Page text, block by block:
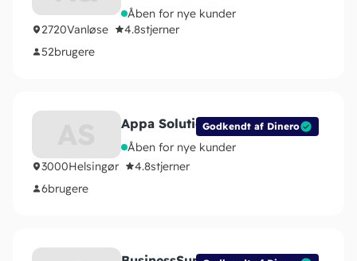
revisionsanpartsselskab
Åben for nye kunder
2720Vanløse 4.8stjerner
52brugere
Godkendt af Dinero
Appa Solutions
Åben for nye kunder
3000Helsingør 4.8stjerner
6brugere